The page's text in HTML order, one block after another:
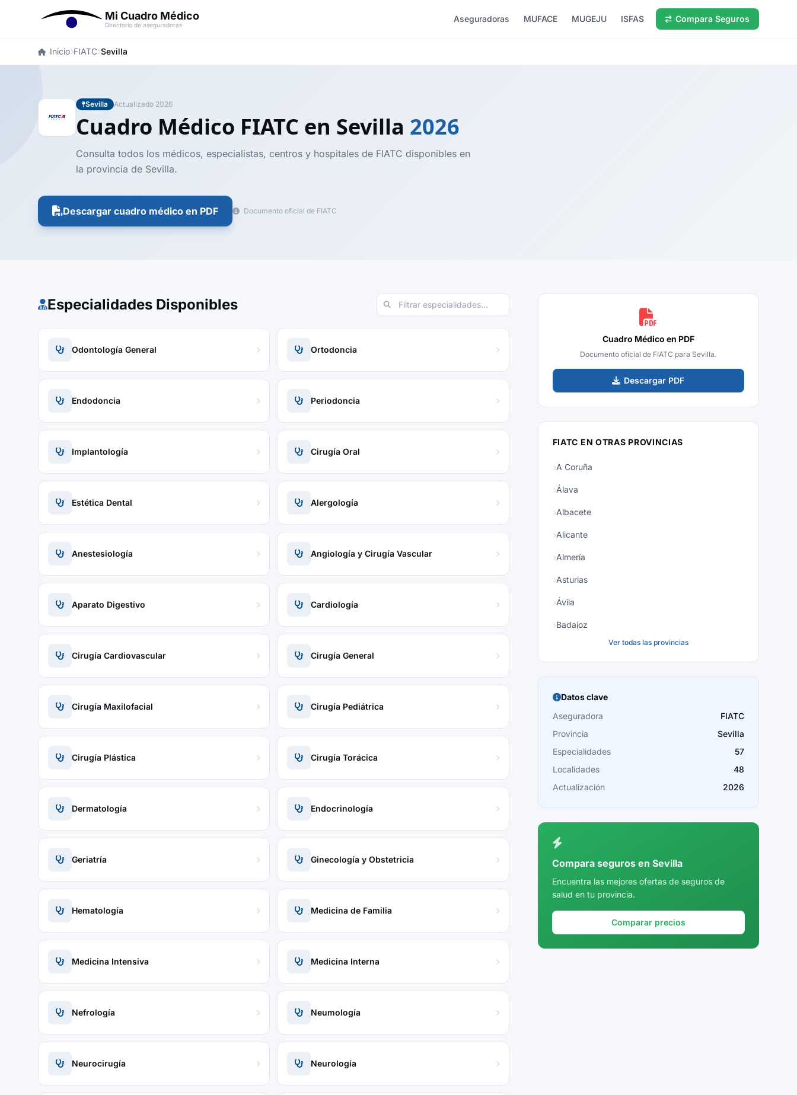
Mi Cuadro Médico
Directorio de aseguradoras
Aseguradoras MUFACE MUGEJU ISFAS Compara Seguros
Inicio FIATC Sevilla
Sevilla Actualizado 2026
Cuadro Médico FIATC en Sevilla 2026
Consulta todos los médicos, especialistas, centros y hospitales de FIATC disponibles en
la provincia de Sevilla.
Descargar cuadro médico en PDF Documento oficial de FIATC
Especialidades Disponibles
Odontología General Ortodoncia
Endodoncia Periodoncia
Implantología Cirugía Oral
Estética Dental Alergología
Anestesiología Angiología y Cirugía Vascular
Aparato Digestivo Cardiología
Cirugía Cardiovascular Cirugía General
Cirugía Maxilofacial Cirugía Pediátrica
Cirugía Plástica Cirugía Torácica
Dermatología Endocrinología
Geriatría Ginecología y Obstetricia
Hematología Medicina de Familia
Medicina Intensiva Medicina Interna
Nefrología Neumología
Neurocirugía Neurología
Cuadro Médico en PDF
Documento oficial de FIATC para Sevilla.
Descargar PDF
FIATC EN OTRAS PROVINCIAS
A Coruña
Álava
Albacete
Alicante
Almería
Asturias
Ávila
Badajoz
Burgos
Cáceres
Cádiz
Cantabria
Castellón
Córdoba
Cuenca
Girona
Ver todas las provincias
Datos clave
Aseguradora
FIATC
Provincia
Sevilla
Especialidades
57
Localidades
48
Actualización
2026
Compara seguros en Sevilla
Encuentra las mejores ofertas de seguros de
salud en tu provincia.
Comparar precios